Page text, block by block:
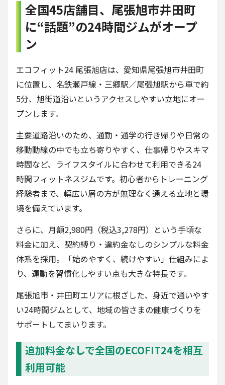
全国45店舗目、尾張旭市井田町
に“話題”の24時間ジムがオープ
ン
エコフィット24 尾張旭店は、愛知県尾張旭市井田町
に位置し、名鉄瀬戸線・三郷駅／尾張旭駅から車で約
5分、旭街道沿いというアクセスしやすい立地にオー
プンします。
主要道路沿いのため、通勤・通学の行き帰りや日常の
移動動線の中でも立ち寄りやすく、仕事帰りやスキマ
時間など、ライフスタイルに合わせて利用できる24
時間フィットネスジムです。初心者からトレーニング
経験者まで、幅広い層の方が無理なく通える立地と環
境を備えています。
さらに、月額2,980円（税込3,278円）という手頃な
料金に加え、契約縛り・違約金なしのシンプルな料金
体系を採用。「始めやすく、続けやすい」仕組みによ
り、運動を習慣化しやすい点も大きな特長です。
尾張旭市・井田町エリアに根ざした、身近で通いやす
い24時間ジムとして、地域の皆さまの健康づくりを
サポートしてまいります。
追加料金なしで全国のECOFIT24を相互
利用可能